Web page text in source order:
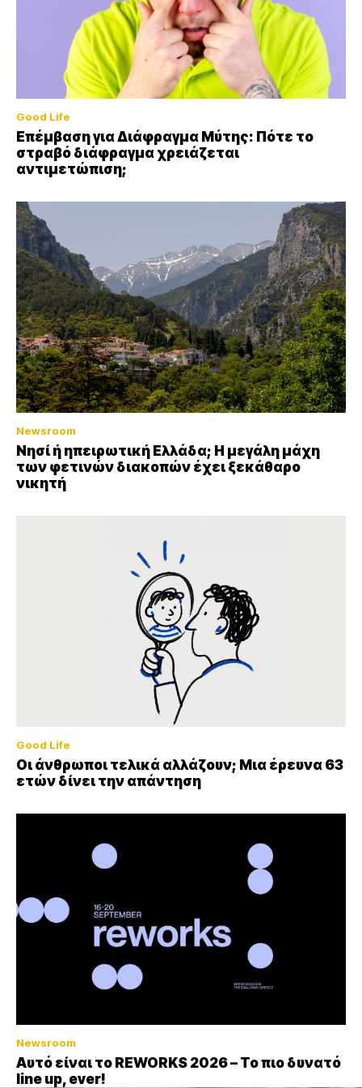
Good Life
Επέμβαση για Διάφραγμα Μύτης: Πότε το
στραβό διάφραγμα χρειάζεται
αντιμετώπιση;
Newsroom
Νησί ή ηπειρωτική Ελλάδα; Η μεγάλη μάχη
των φετινών διακοπών έχει ξεκάθαρο
νικητή
Good Life
Οι άνθρωποι τελικά αλλάζουν; Μια έρευνα 63
ετών δίνει την απάντηση
Newsroom
Αυτό είναι το REWORKS 2026 – Το πιο δυνατό
line up, ever!